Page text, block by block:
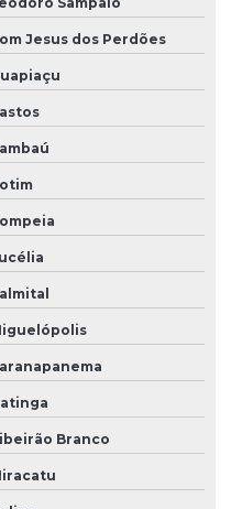
Jesus dos Perdões
Branco